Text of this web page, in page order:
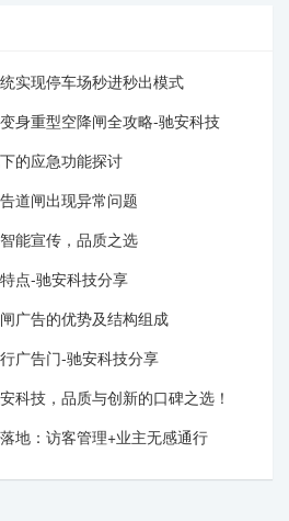
实现停车场秒进秒出模式
身重型空降闸全攻略-驰安科技
的应急功能探讨
道闸出现异常问题
能宣传，品质之选
点-驰安科技分享
广告的优势及结构组成
广告门-驰安科技分享
科技，品质与创新的口碑之选！
地：访客管理+业主无感通行